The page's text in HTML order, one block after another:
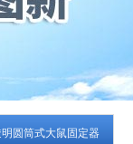
圆筒式大鼠固定器